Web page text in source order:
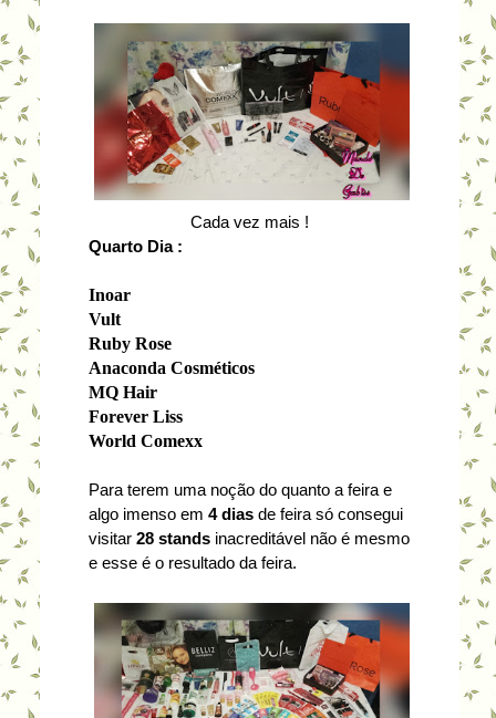
Cada vez mais !
Quarto Dia :
Inoar
Vult
Ruby Rose
Anaconda Cosméticos
MQ Hair
Forever Liss
World Comexx
Para terem uma noção do quanto a feira e
algo imenso em 4 diasde feira só consegui
visitar 28 standsinacreditável não é mesmo
e esse é o resultado da feira.